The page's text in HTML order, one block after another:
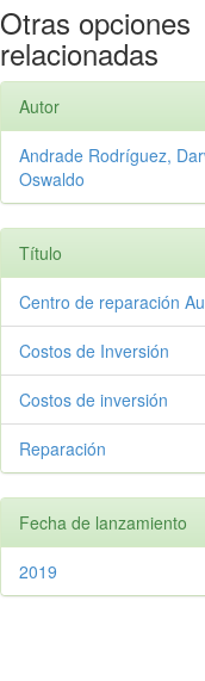
Otras opciones
relacionadas
Autor
Andrade Rodríguez,
Oswaldo
Título
Centro de reparación
Costos de Inversión
Costos de inversión
Reparación
Fecha de lanzamiento
2019